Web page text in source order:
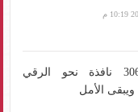
مشروع شارع 306 نافذة نحو الرقي
الأمل